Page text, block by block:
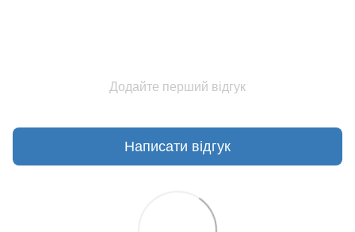
Додайте перший відгук
Написати відгук